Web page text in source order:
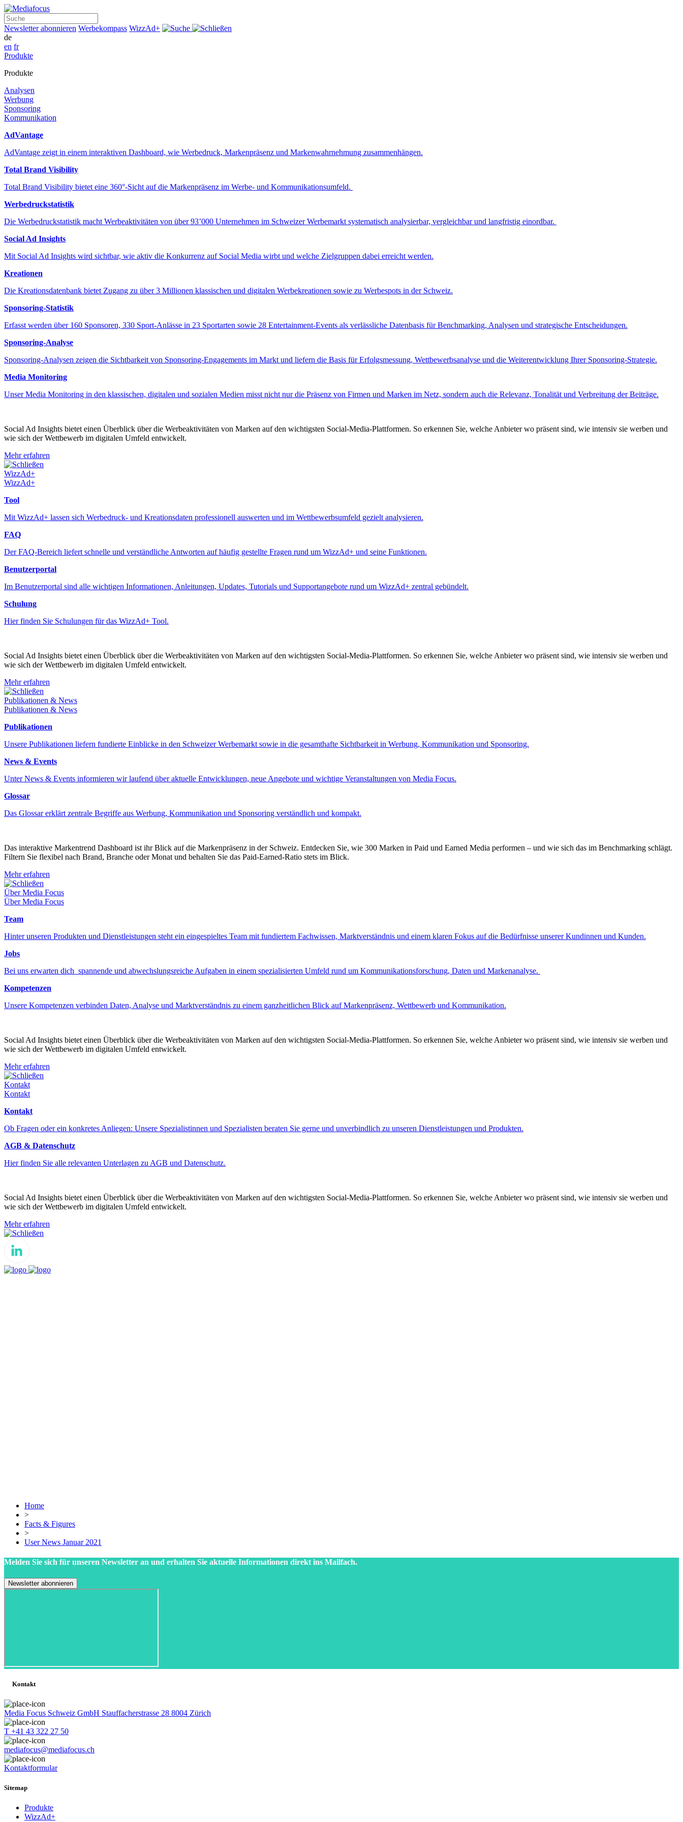
Newsletter abonnieren Werbekompass WizzAd+ Suche
de
en fr
Produkte
Produkte
Analysen
Werbung
Sponsoring
Kommunikation
AdVantage
AdVantage zeigt in einem interaktiven Dashboard, wie Werbedruck, Markenpräsenz und Markenwahrnehmung zusammenhängen.
Total Brand Visibility
Total Brand Visibility bietet eine 360°-Sicht auf die Markenpräsenz im Werbe- und Kommunikationsumfeld.
Werbedruckstatistik
Die Werbedruckstatistik macht Werbeaktivitäten von über 93’000 Unternehmen im Schweizer Werbemarkt systematisch analysierbar, vergleichbar und langfristig einordbar.
Social Ad Insights
Mit Social Ad Insights wird sichtbar, wie aktiv die Konkurrenz auf Social Media wirbt und welche Zielgruppen dabei erreicht werden.
Kreationen
Die Kreationsdatenbank bietet Zugang zu über 3 Millionen klassischen und digitalen Werbekreationen sowie zu Werbespots in der Schweiz.
Sponsoring-Statistik
Erfasst werden über 160 Sponsoren, 330 Sport-Anlässe in 23 Sportarten sowie 28 Entertainment-Events als verlässliche Datenbasis für Benchmarking, Analysen und strategische Entscheidungen.
Sponsoring-Analyse
Sponsoring-Analysen zeigen die Sichtbarkeit von Sponsoring-Engagements im Markt und liefern die Basis für Erfolgsmessung, Wettbewerbsanalyse und die Weiterentwicklung Ihrer Sponsoring-Strategie.
Media Monitoring
Unser Media Monitoring in den klassischen, digitalen und sozialen Medien misst nicht nur die Präsenz von Firmen und Marken im Netz, sondern auch die Relevanz, Tonalität und Verbreitung der Beiträge.
Social Ad Insights bietet einen Überblick über die Werbeaktivitäten von Marken auf den wichtigsten Social-Media-Plattformen. So erkennen Sie, welche Anbieter wo präsent sind, wie intensiv sie werben und
wie sich der Wettbewerb im digitalen Umfeld entwickelt.
Mehr erfahren
Schließen
WizzAd+
WizzAd+
Tool
Mit WizzAd+ lassen sich Werbedruck- und Kreationsdaten professionell auswerten und im Wettbewerbsumfeld gezielt analysieren.
FAQ
Der FAQ-Bereich liefert schnelle und verständliche Antworten auf häufig gestellte Fragen rund um WizzAd+ und seine Funktionen.
Benutzerportal
Im Benutzerportal sind alle wichtigen Informationen, Anleitungen, Updates, Tutorials und Supportangebote rund um WizzAd+ zentral gebündelt.
Schulung
Hier finden Sie Schulungen für das WizzAd+ Tool.
Social Ad Insights bietet einen Überblick über die Werbeaktivitäten von Marken auf den wichtigsten Social-Media-Plattformen. So erkennen Sie, welche Anbieter wo präsent sind, wie intensiv sie werben und
wie sich der Wettbewerb im digitalen Umfeld entwickelt.
Mehr erfahren
Schließen
Publikationen & News
Publikationen & News
Publikationen
Unsere Publikationen liefern fundierte Einblicke in den Schweizer Werbemarkt sowie in die gesamthafte Sichtbarkeit in Werbung, Kommunikation und Sponsoring.
News & Events
Unter News & Events informieren wir laufend über aktuelle Entwicklungen, neue Angebote und wichtige Veranstaltungen von Media Focus.
Glossar
Das Glossar erklärt zentrale Begriffe aus Werbung, Kommunikation und Sponsoring verständlich und kompakt.
Das interaktive Markentrend Dashboard ist ihr Blick auf die Markenpräsenz in der Schweiz. Entdecken Sie, wie 300 Marken in Paid und Earned Media performen – und wie sich das im Benchmarking schlägt.
Filtern Sie flexibel nach Brand, Branche oder Monat und behalten Sie das Paid-Earned-Ratio stets im Blick.
Mehr erfahren
Schließen
Über Media Focus
Über Media Focus
Team
Hinter unseren Produkten und Dienstleistungen steht ein eingespieltes Team mit fundiertem Fachwissen, Marktverständnis und einem klaren Fokus auf die Bedürfnisse unserer Kundinnen und Kunden.
Jobs
Bei uns erwarten dich spannende und abwechslungsreiche Aufgaben in einem spezialisierten Umfeld rund um Kommunikationsforschung, Daten und Markenanalyse.
Kompetenzen
Unsere Kompetenzen verbinden Daten, Analyse und Marktverständnis zu einem ganzheitlichen Blick auf Markenpräsenz, Wettbewerb und Kommunikation.
Social Ad Insights bietet einen Überblick über die Werbeaktivitäten von Marken auf den wichtigsten Social-Media-Plattformen. So erkennen Sie, welche Anbieter wo präsent sind, wie intensiv sie werben und
wie sich der Wettbewerb im digitalen Umfeld entwickelt.
Mehr erfahren
Schließen
Kontakt
Kontakt
Kontakt
Ob Fragen oder ein konkretes Anliegen: Unsere Spezialistinnen und Spezialisten beraten Sie gerne und unverbindlich zu unseren Dienstleistungen und Produkten.
AGB & Datenschutz
Hier finden Sie alle relevanten Unterlagen zu AGB und Datenschutz.
Social Ad Insights bietet einen Überblick über die Werbeaktivitäten von Marken auf den wichtigsten Social-Media-Plattformen. So erkennen Sie, welche Anbieter wo präsent sind, wie intensiv sie werben und
wie sich der Wettbewerb im digitalen Umfeld entwickelt.
Mehr erfahren
Schließen
Home
>
Facts & Figures
>
User News Januar 2021
Melden Sie sich für unseren Newsletter an und erhalten Sie aktuelle Informationen direkt ins Mailfach.
Kontakt
Media Focus Schweiz GmbH Stauffacherstrasse 28 8004 Zürich
T +41 43 322 27 50
mediafocus@mediafocus.ch
Kontaktformular
Sitemap
Produkte
WizzAd+